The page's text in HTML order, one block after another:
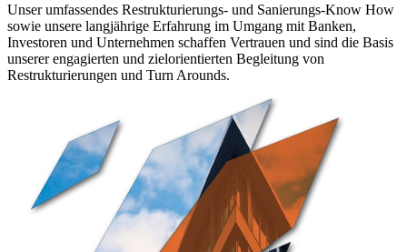
Unser umfassendes Restrukturierungs- und Sanierungs-Know How
sowie unsere langjährige Erfahrung im Umgang mit Banken,
Investoren und Unternehmen schaffen Vertrauen und sind die Basis
unserer engagierten und zielorientierten Begleitung von
Restrukturierungen und Turn Arounds.